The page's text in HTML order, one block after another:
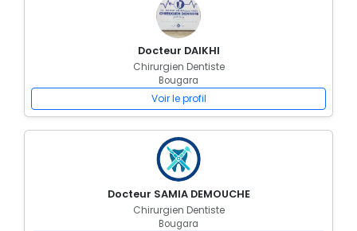
Docteur DAIKHI
Chirurgien Dentiste
Bougara
Voir le profil
Docteur SAMIA DEMOUCHE
Chirurgien Dentiste
Bougara